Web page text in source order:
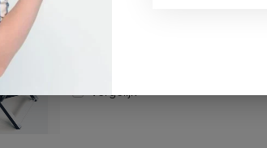
Vergelijk